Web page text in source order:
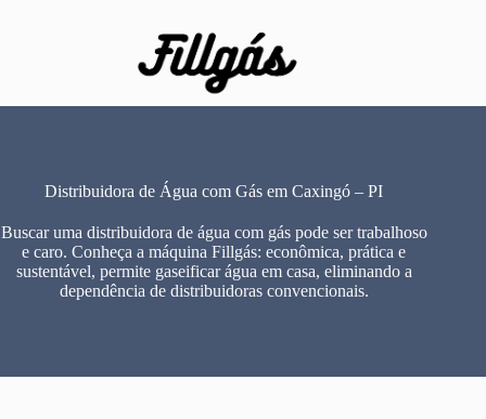
Distribuidora de Água com Gás em Caxingó – PI
Buscar uma distribuidora de água com gás pode ser trabalhoso
e caro. Conheça a máquina Fillgás: econômica, prática e
sustentável, permite gaseificar água em casa, eliminando a
dependência de distribuidoras convencionais.